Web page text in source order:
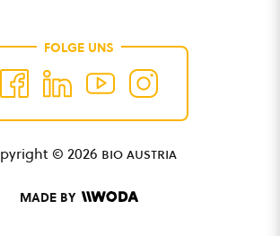
FOLGE UNS
© 2026 bio austria
MADE BY